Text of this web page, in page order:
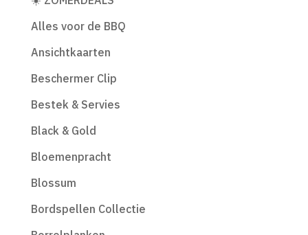
Alles voor de BBQ
Ansichtkaarten
Beschermer Clip
Bestek & Servies
Black & Gold
Bloemenpracht
Blossum
Bordspellen Collectie